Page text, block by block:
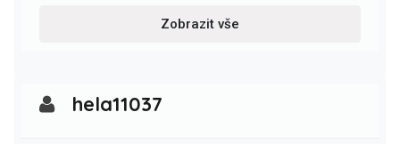
Zobrazit vše
hela11037